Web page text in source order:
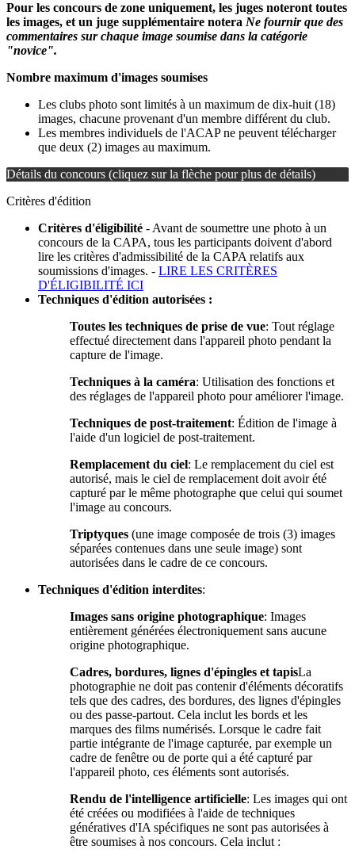
Pour les concours de zone uniquement, les juges noteront toutes
les images, et un juge supplémentaire notera Ne fournir que des
commentaires sur chaque image soumise dans la catégorie
"novice".
Nombre maximum d'images soumises
Les clubs photo sont limités à un maximum de dix-huit (18)
images, chacune provenant d'un membre différent du club.
Les membres individuels de l'ACAP ne peuvent télécharger
que deux (2) images au maximum.
Détails du concours (cliquez sur la flèche pour plus de détails)
Critères d'édition
Critères d'éligibilité - Avant de soumettre une photo à un
concours de la CAPA, tous les participants doivent d'abord
lire les critères d'admissibilité de la CAPA relatifs aux
soumissions d'images. - LIRE LES CRITÈRES
D'ÉLIGIBILITÉ ICI
Techniques d'édition autorisées :
Toutes les techniques de prise de vue: Tout réglage
effectué directement dans l'appareil photo pendant la
capture de l'image.
Techniques à la caméra: Utilisation des fonctions et
des réglages de l'appareil photo pour améliorer l'image.
Techniques de post-traitement: Édition de l'image à
l'aide d'un logiciel de post-traitement.
Remplacement du ciel: Le remplacement du ciel est
autorisé, mais le ciel de remplacement doit avoir été
capturé par le même photographe que celui qui soumet
l'image au concours.
Triptyques (une image composée de trois (3) images
séparées contenues dans une seule image) sont
autorisées dans le cadre de ce concours.
Techniques d'édition interdites:
Images sans origine photographique: Images
entièrement générées électroniquement sans aucune
origine photographique.
Cadres, bordures, lignes d'épingles et tapisLa
photographie ne doit pas contenir d'éléments décoratifs
tels que des cadres, des bordures, des lignes d'épingles
ou des passe-partout. Cela inclut les bords et les
marques des films numérisés. Lorsque le cadre fait
partie intégrante de l'image capturée, par exemple un
cadre de fenêtre ou de porte qui a été capturé par
l'appareil photo, ces éléments sont autorisés.
Rendu de l'intelligence artificielle: Les images qui ont
été créées ou modifiées à l'aide de techniques
génératives d'IA spécifiques ne sont pas autorisées à
être soumises à nos concours. Cela inclut :